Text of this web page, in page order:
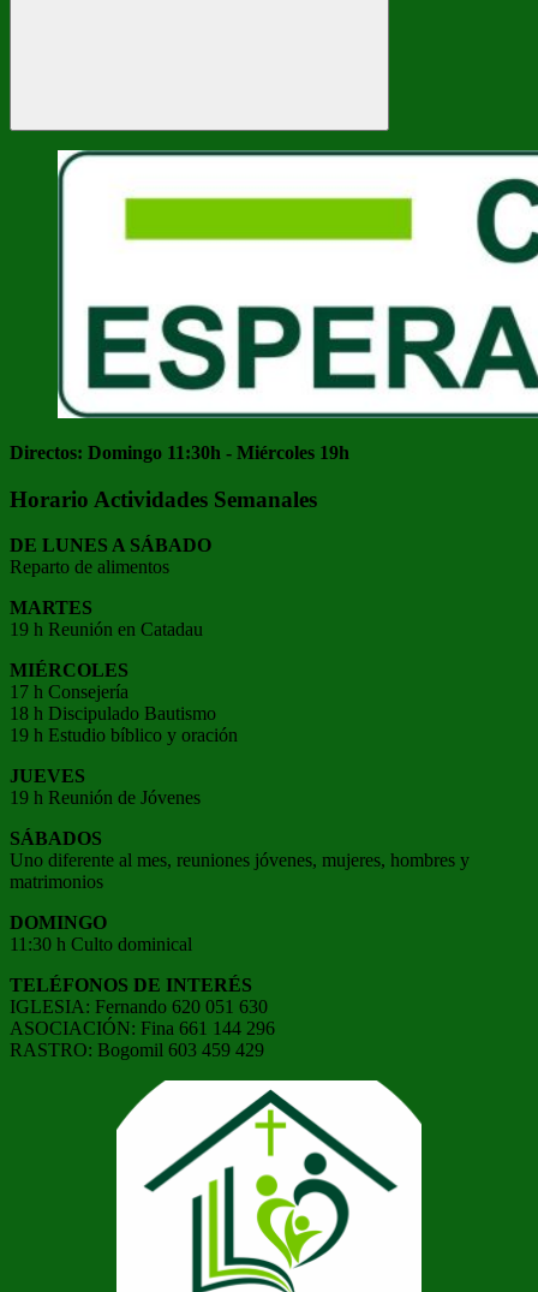
Buscar
Directos: Domingo 11:30h - Miércoles 19h
Horario Actividades Semanales
DE LUNES A SÁBADO
Reparto de alimentos
MARTES
19 h Reunión en Catadau
MIÉRCOLES
17 h Consejería
18 h Discipulado Bautismo
19 h Estudio bíblico y oración
JUEVES
19 h Reunión de Jóvenes
SÁBADOS
Uno diferente al mes, reuniones jóvenes, mujeres, hombres y
matrimonios
DOMINGO
11:30 h Culto dominical
TELÉFONOS DE INTERÉS
IGLESIA: Fernando 620 051 630
ASOCIACIÓN: Fina 661 144 296
RASTRO: Bogomil 603 459 429